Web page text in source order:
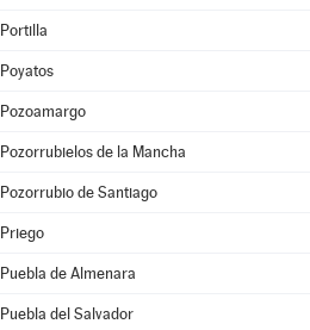
Portilla
Poyatos
Pozoamargo
Pozorrubielos de la Mancha
Pozorrubio de Santiago
Priego
Puebla de Almenara
Puebla del Salvador